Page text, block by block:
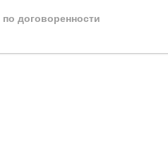
по договоренности